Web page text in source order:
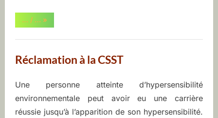
… / … “Une
question
biologie”
»
Réclamation à la CSST
Posted
on
juin
9,
2022
By
ASEQ-
EHAQ
Une personne atteinte d’hypersensibilité
environnementale peut avoir eu une carrière
réussie jusqu’à l’apparition de son hypersensibilité.